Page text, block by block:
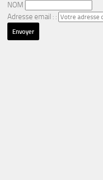
NOM
Adresse email : :